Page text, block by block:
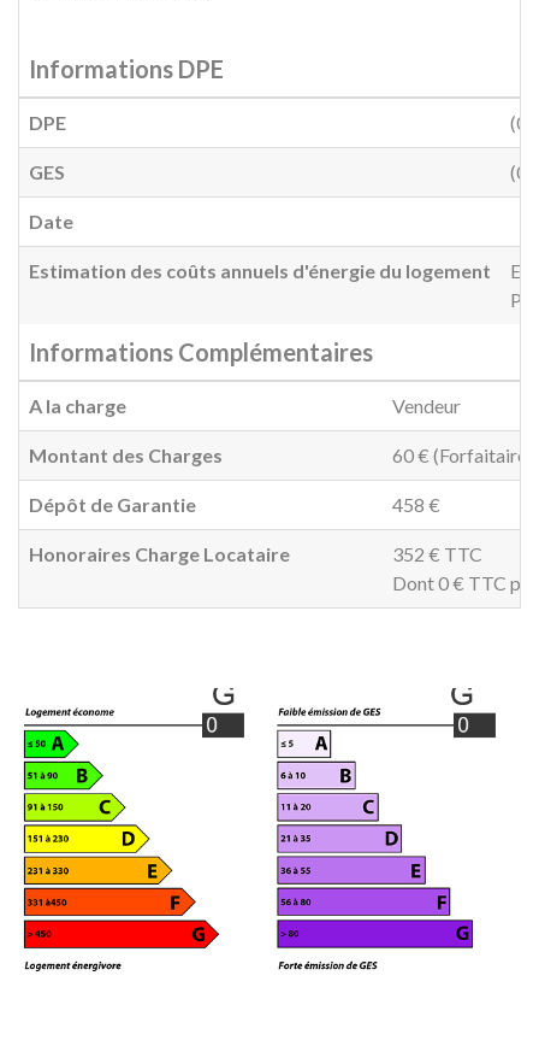
Informations DPE
DPE (0)
GES (0)
Date
Estimation des coûts annuels d'énergie du logement
Informations Complémentaires
A la charge Vendeur
Montant des Charges 60 €
Dépôt de Garantie 458 €
Honoraires Charge Locataire
352 € TTC
Dont 0 € TTC